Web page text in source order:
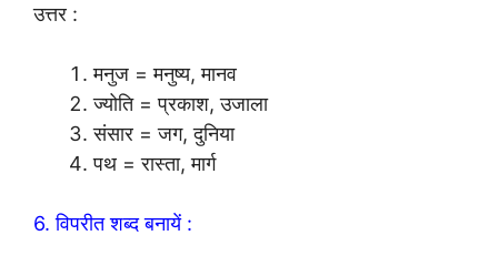
उत्तर :
मनुज = मनुष्य, मानव
ज्योति = प्रकाश, उजाला
संसार = जग, दुनिया
पथ = रास्ता, मार्ग
6. विपरीत शब्द बनायें :